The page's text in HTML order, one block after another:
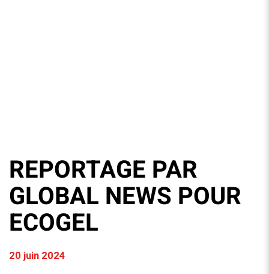
REPORTAGE PAR
GLOBAL NEWS POUR
ECOGEL
20 juin 2024